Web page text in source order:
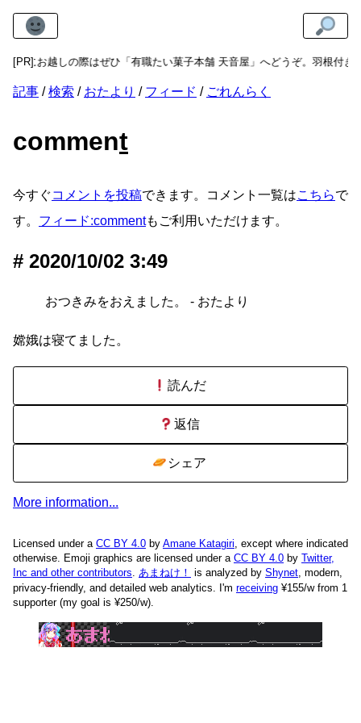
[PR]
丁にお越しの際はぜひ「有職たい菓子本舗 天音屋」へどうぞ。羽根付き
記事 検索 おたより フィード ごれんらく
comment
今すぐコメントを投稿できます。コメント一覧はこちらで
す。 フィード:commentもご利用いただけます。
2020/10/02 3:49
おつきみをおえました。 - おたより
嫦娥は寝てました。
読んだ
返信
シェア
More information...
Licensed under a CC BY 4.0 by Amane Katagiri, except where indicated
otherwise. Emoji graphics are licensed under a CC BY 4.0 by Twitter,
Inc and other contributors. あまねけ！ is analyzed by Shynet, modern,
privacy-friendly, and detailed web analytics. I'm receiving ¥155/w from 1
supporter (my goal is ¥250/w).